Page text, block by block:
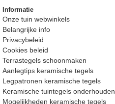
Informatie
Onze tuin webwinkels
Belangrijke info
Privacybeleid
Cookies beleid
Terrastegels schoonmaken
Aanlegtips keramische tegels
Legpatronen keramische tegels
Keramische tuintegels onderhouden
Mogelijkheden keramische tegels